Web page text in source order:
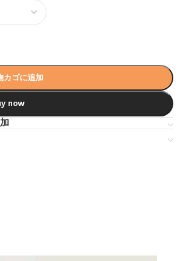
カゴに追加
now